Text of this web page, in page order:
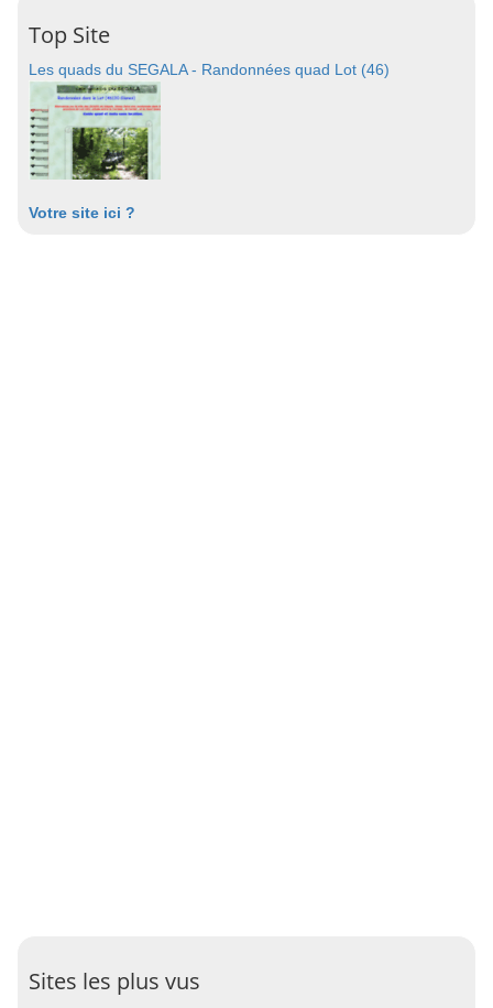
Top Site
Les quads du SEGALA - Randonnées quad Lot (46)
Votre site ici ?
Sites les plus vus